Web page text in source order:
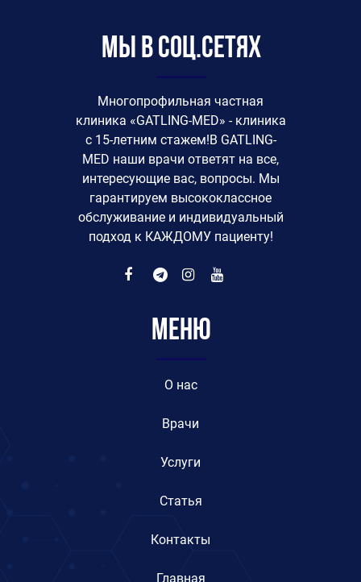
Мы в соц.сетях
Многопрофильная частная
клиника «GATLING-MED» - клиника
с 15-летним стажем!В GATLING-
MED наши врачи ответят на все,
интересующие вас, вопросы. Мы
гарантируем высококлассное
обслуживание и индивидуальный
подход к КАЖДОМУ пациенту!
Меню
O нас
Врачи
Услуги
Статья
Контакты
Главная